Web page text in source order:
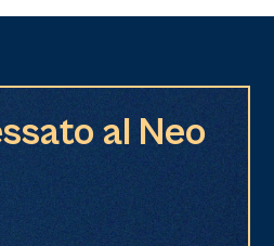
al Neo